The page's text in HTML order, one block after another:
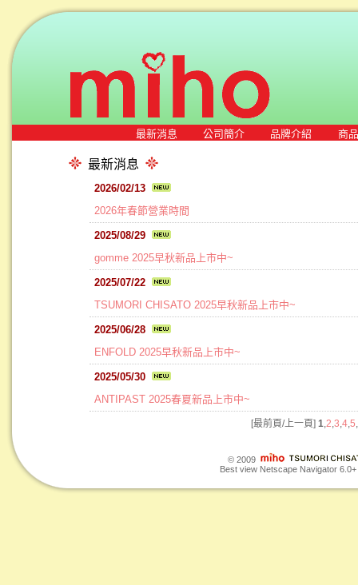
最新消息 公司簡介 品牌介紹 商
最新消息
2026/02/13
2026年春節營業時間
2025/08/29
gomme 2025早秋新品上市中~
2025/07/22
TSUMORI CHISATO 2025早秋新品上市中~
2025/06/28
ENFOLD 2025早秋新品上市中~
2025/05/30
ANTIPAST 2025春夏新品上市中~
[最前頁/上一頁] 1 2 3 4 5
© 2009
Best view Netscape Navigator